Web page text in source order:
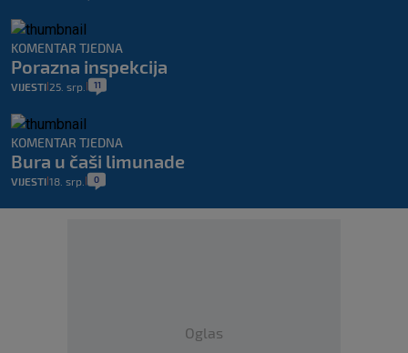
KOMENTAR TJEDNA
Porazna inspekcija
VIJESTI 25. srp. 11
KOMENTAR TJEDNA
Bura u čaši limunade
VIJESTI 18. srp. 0
Oglas